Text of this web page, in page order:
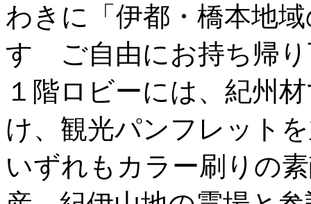
わきに「伊都・橋本地
す ご自由にお持ち帰り
１階ロビーには、紀州
け、観光パンフレット
いずれもカラー刷りの